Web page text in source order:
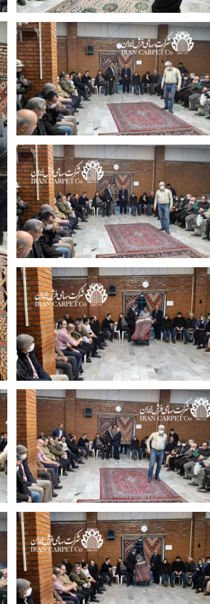
نوزدهمین جلسه حراج فرش شرکت سهامی
فرش ایران 25 آذرماه 1398 | عکس: حسین
معروفی
نوزدهمین جلسه حراج فرش شرکت سهامی
فرش ایران 25 آذرماه 1398 | عکس: حسین
معروفی
نوزدهمین جلسه حراج فرش شرکت سهامی
فرش ایران 25 آذرماه 1398 | عکس: حسین
معروفی
نوزدهمین جلسه حراج فرش شرکت سهامی
فرش ایران 25 آذرماه 1398 | عکس: حسین
معروفی
نوزدهمین جلسه حراج فرش شرکت سهامی
فرش ایران 25 آذرماه 1398 | عکس: حسین
معروفی